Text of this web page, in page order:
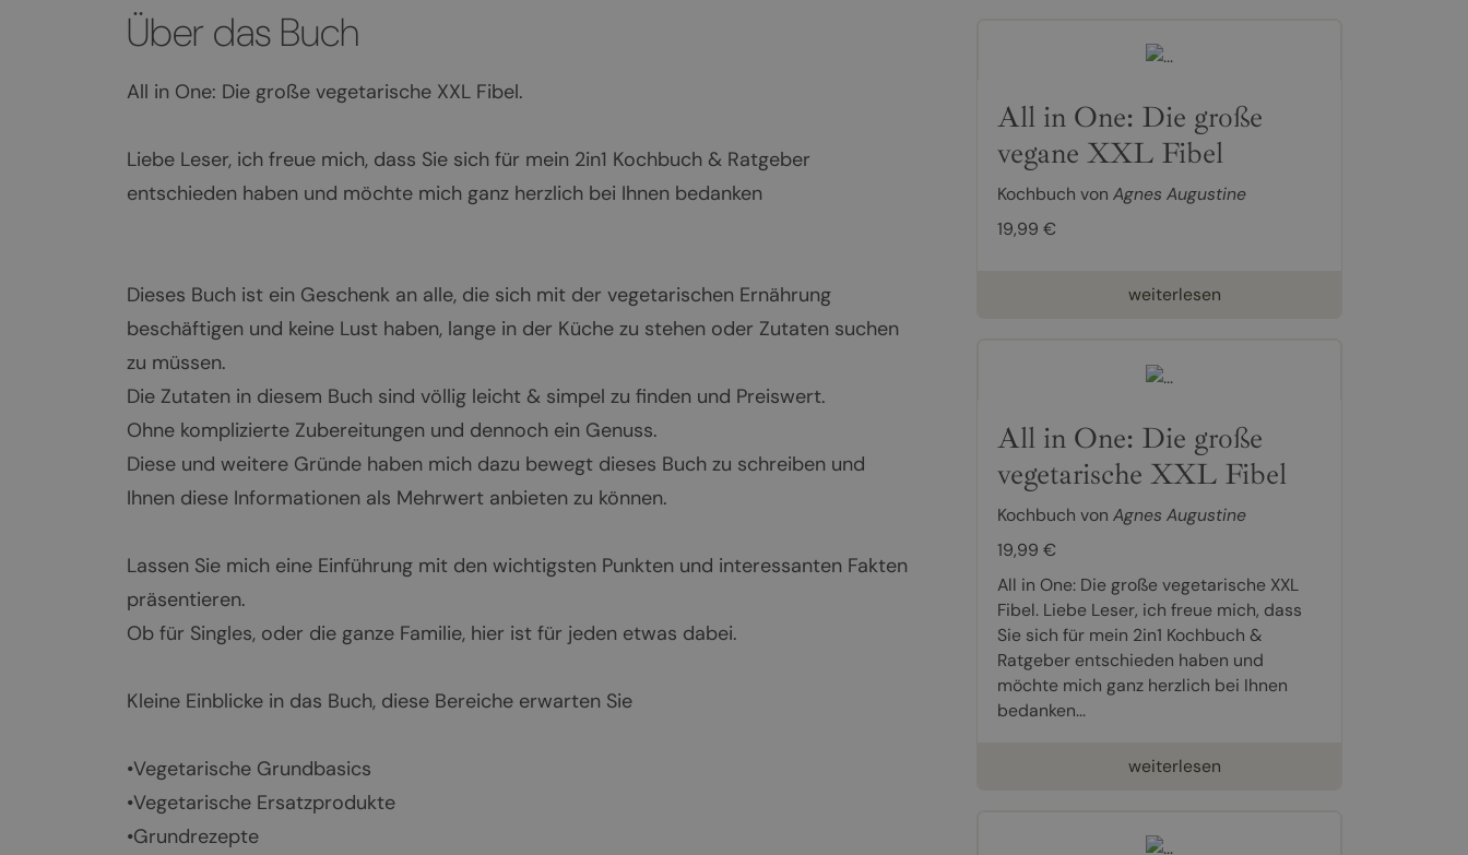
Über das Buch
All in One: Die große vegetarische XXL Fibel.
Liebe Leser, ich freue mich, dass Sie sich für mein 2in1 Kochbuch & Ratgeber
entschieden haben und möchte mich ganz herzlich bei Ihnen bedanken
Dieses Buch ist ein Geschenk an alle, die sich mit der vegetarischen Ernährung
beschäftigen und keine Lust haben, lange in der Küche zu stehen oder Zutaten suchen
zu müssen.
Die Zutaten in diesem Buch sind völlig leicht & simpel zu finden und Preiswert.
Ohne komplizierte Zubereitungen und dennoch ein Genuss.
Diese und weitere Gründe haben mich dazu bewegt dieses Buch zu schreiben und
Ihnen diese Informationen als Mehrwert anbieten zu können.
Lassen Sie mich eine Einführung mit den wichtigsten Punkten und interessanten Fakten
präsentieren.
Ob für Singles, oder die ganze Familie, hier ist für jeden etwas dabei.
Kleine Einblicke in das Buch, diese Bereiche erwarten Sie
•Vegetarische Grundbasics
•Vegetarische Ersatzprodukte
•Grundrezepte
All in One: Die große
vegane XXL Fibel
Kochbuch von Agnes Augustine
19,99 €
weiterlesen
All in One: Die große
vegetarische XXL Fibel
Kochbuch von Agnes Augustine
19,99 €
All in One: Die große vegetarische XXL
Fibel. Liebe Leser, ich freue mich, dass
Sie sich für mein 2in1 Kochbuch &
Ratgeber entschieden haben und
möchte mich ganz herzlich bei Ihnen
bedanken...
weiterlesen